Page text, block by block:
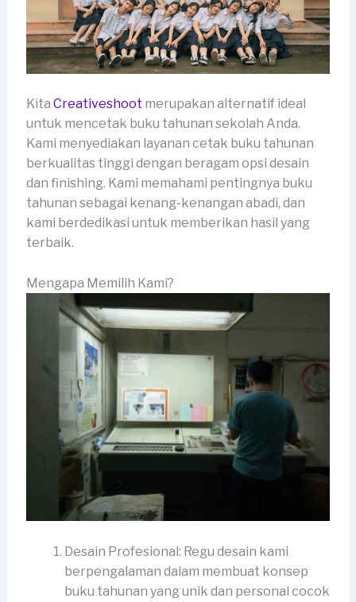
Kita Creativeshoot merupakan alternatif ideal
untuk mencetak buku tahunan sekolah Anda.
Kami menyediakan layanan cetak buku tahunan
berkualitas tinggi dengan beragam opsi desain
dan finishing. Kami memahami pentingnya buku
tahunan sebagai kenang-kenangan abadi, dan
kami berdedikasi untuk memberikan hasil yang
terbaik.
Mengapa Memilih Kami?
Desain Profesional: Regu desain kami
berpengalaman dalam membuat konsep
buku tahunan yang unik dan personal cocok